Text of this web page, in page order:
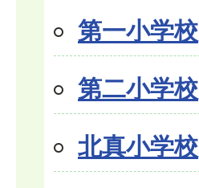
第一小学校
第二小学校
北真小学校